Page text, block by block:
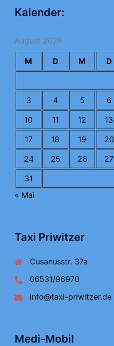
Kalender:
August 2026
M D M D
3
4 5 6
10
11 12 13
17
18 19 20
24
25 26 27
31
« Mai
Taxi Priwitzer
Cusanusstr. 37a
06531/96970
info@taxi-priwitzer.de
Medi-Mobil